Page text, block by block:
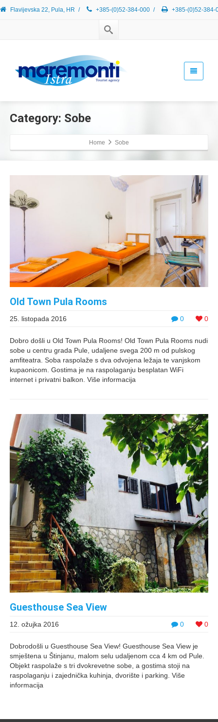
Flavijevska 22, Pula, HR / +385-(0)52-384-000 / +385-(0)52-
Category: Sobe
Home Sobe
Old Town Pula Rooms
0 0
25. listopada 2016
Dobro došli u Old Town Pula Rooms! Old Town Pula Rooms nudi
sobe u centru grada Pule, udaljene svega 200 m od pulskog
amfiteatra. Soba raspolaže s dva odvojena ležaja te vanjskom
kupaonicom. Gostima je na raspolaganju besplatan WiFi
internet i privatni balkon. Više informacija
Guesthouse Sea View
0 0
12. ožujka 2016
Dobrodošli u Guesthouse Sea View! Guesthouse Sea View je
smještena u Štinjanu, malom selu udaljenom cca 4 km od Pule.
Objekt raspolaže s tri dvokrevetne sobe, a gostima stoji na
raspolaganju i zajednička kuhinja, dvorište i parking. Više
informacija